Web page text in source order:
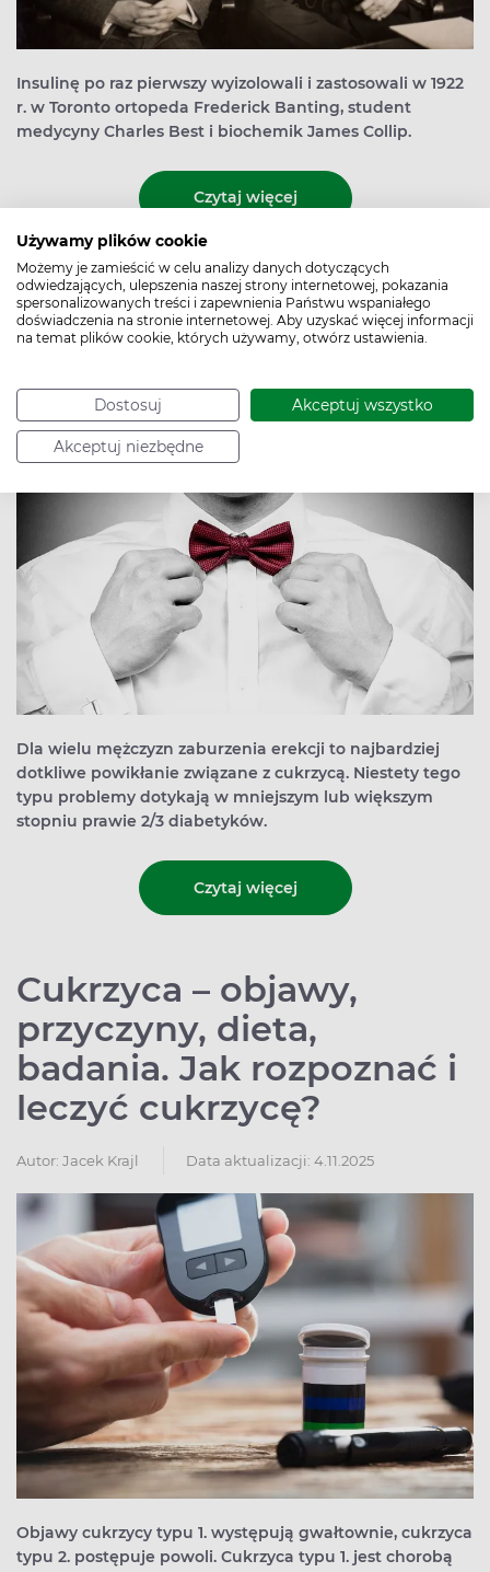
Używamy plików cookie
Możemy je zamieścić w celu analizy danych dotyczących
odwiedzających, ulepszenia naszej strony internetowej, pokazania
spersonalizowanych treści i zapewnienia Państwu wspaniałego
doświadczenia na stronie internetowej. Aby uzyskać więcej informacji
na temat plików cookie, których używamy, otwórz ustawienia.
Dostosuj Akceptuj wszystko
Akceptuj niezbędne
Insulinę po raz pierwszy wyizolowali i zastosowali w 1922
r. w Toronto ortopeda Frederick Banting, student
medycyny Charles Best i biochemik James Collip.
Czytaj więcej
Problemy z erekcją u
diabetyków
Autor:Redakcja Apteline Data publikacji: 9.11.2016
Dla wielu mężczyzn zaburzenia erekcji to najbardziej
dotkliwe powikłanie związane z cukrzycą. Niestety tego
typu problemy dotykają w mniejszym lub większym
stopniu prawie 2/3 diabetyków.
Czytaj więcej
Cukrzyca – objawy,
przyczyny, dieta,
badania. Jak rozpoznać i
leczyć cukrzycę?
Autor: Jacek Krajl Data aktualizacji: 4.11.2025
Objawy cukrzycy typu 1. występują gwałtownie, cukrzyca
typu 2. postępuje powoli. Cukrzyca typu 1. jest chorobą